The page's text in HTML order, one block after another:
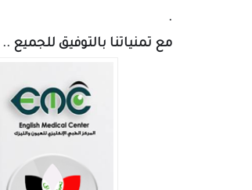
.
مع تمنياتنا بالتوفيق للجميع ..